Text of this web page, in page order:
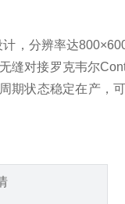
，分辨率达
缝对接罗克韦尔
期状态稳定在产，